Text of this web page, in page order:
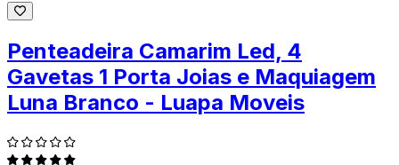
Penteadeira Camarim Led, 4
Gavetas 1 Porta Joias e Maquiagem
Luna Branco - Luapa Moveis